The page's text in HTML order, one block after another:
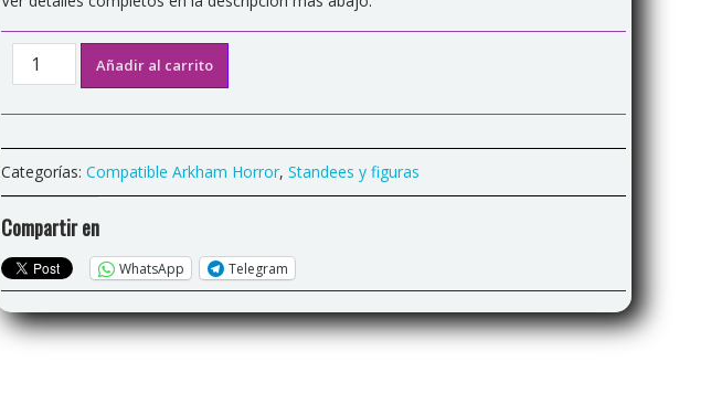
Set
colección
"Investigadores
10"
cantidad
Añadir al carrito
Categorías: Compatible Arkham Horror, Standees y figuras
Compartir en
WhatsApp Telegram